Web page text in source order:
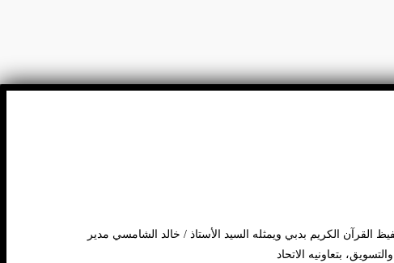
القرآن الكريم بدبي ويمثله السيد الأستاذ / خالد الشامسي مدير
بتعاونيه الاتحاد